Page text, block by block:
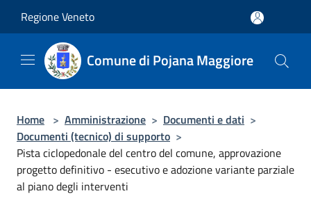
Regione Veneto
Comune di Pojana Maggiore
Home > Amministrazione > Documenti e dati >
Documenti (tecnico) di supporto >
Pista ciclopedonale del centro del comune, approvazione
progetto definitivo - esecutivo e adozione variante parziale
al piano degli interventi